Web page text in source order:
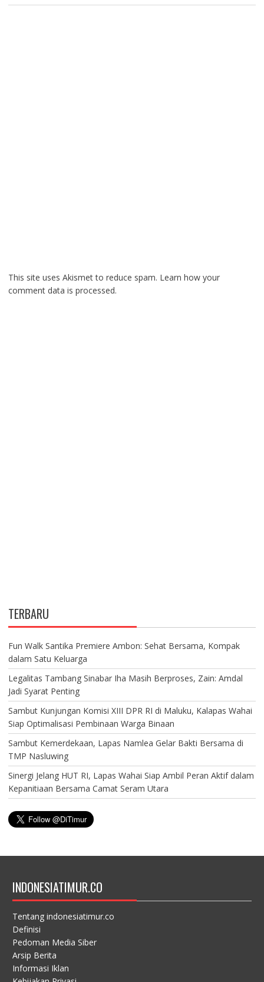
This site uses Akismet to reduce spam. Learn how your
comment data is processed.
TERBARU
Fun Walk Santika Premiere Ambon: Sehat Bersama, Kompak
dalam Satu Keluarga
Legalitas Tambang Sinabar Iha Masih Berproses, Zain: Amdal
Jadi Syarat Penting
Sambut Kunjungan Komisi XIII DPR RI di Maluku, Kalapas Wahai
Siap Optimalisasi Pembinaan Warga Binaan
Sambut Kemerdekaan, Lapas Namlea Gelar Bakti Bersama di
TMP Nasluwing
Sinergi Jelang HUT RI, Lapas Wahai Siap Ambil Peran Aktif dalam
Kepanitiaan Bersama Camat Seram Utara
INDONESIATIMUR.CO
Tentang indonesiatimur.co
Definisi
Pedoman Media Siber
Arsip Berita
Informasi Iklan